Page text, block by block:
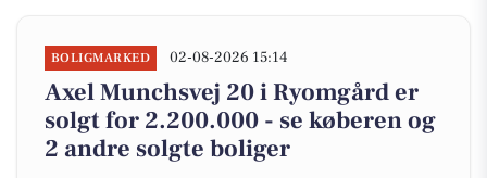
BOLIGMARKED 02-08-2026 15:14
Axel Munchsvej 20 i Ryomgård er
solgt for 2.200.000 - se køberen og
2 andre solgte boliger